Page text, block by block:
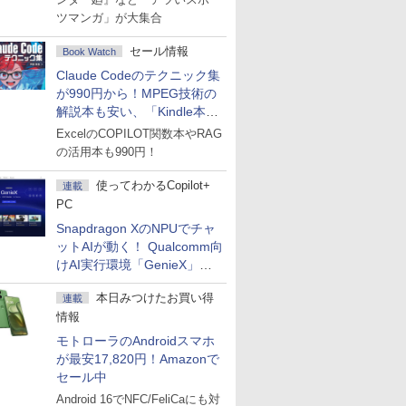
ツマンガ」が大集合
Book Watch セール情報
Claude Codeのテクニック集
が990円から！MPEG技術の
解説本も安い、「Kindle本サ
マーセール」第2弾開始！
ExcelのCOPILOT関数本やRAG
の活用本も990円！
連載
使ってわかるCopilot+
PC
Snapdragon XのNPUでチャ
ットAIが動く！ Qualcomm向
けAI実行環境「GenieX」を
試してみた
連載
本日みつけたお買い得
情報
モトローラのAndroidスマホ
が最安17,820円！Amazonで
セール中
Android 16でNFC/FeliCaにも対